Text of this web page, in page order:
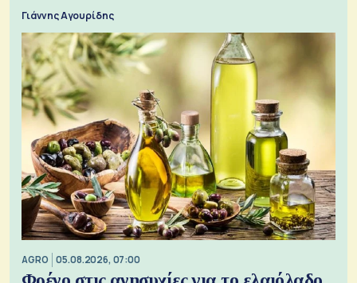
Γιάννης Αγουρίδης
AGRO 05.08.2026, 07:00